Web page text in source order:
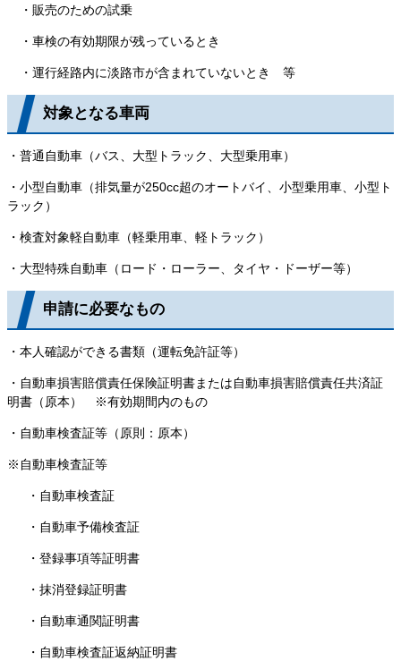
・販売のための試乗
・車検の有効期限が残っているとき
・運行経路内に淡路市が含まれていないとき 等
対象となる車両
・普通自動車（バス、大型トラック、大型乗用車）
・小型自動車（排気量が250cc超のオートバイ、小型乗用車、小型ト
ラック）
・検査対象軽自動車（軽乗用車、軽トラック）
・大型特殊自動車（ロード・ローラー、タイヤ・ドーザー等）
申請に必要なもの
・本人確認ができる書類（運転免許証等）
・自動車損害賠償責任保険証明書または自動車損害賠償責任共済証
明書（原本） ※有効期間内のもの
・自動車検査証等（原則：原本）
※自動車検査証等
・自動車検査証
・自動車予備検査証
・登録事項等証明書
・抹消登録証明書
・自動車通関証明書
・自動車検査証返納証明書